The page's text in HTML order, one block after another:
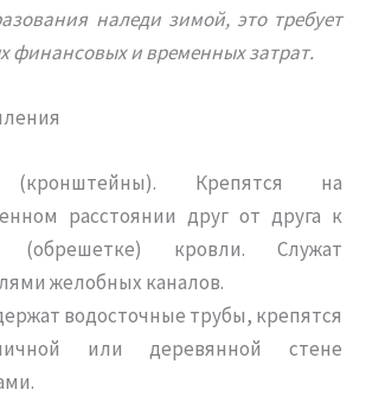
наледи зимой, это требует
финансовых и временных затрат.
Крепятся на
расстоянии друг от друга к
(обрешетке) кровли. Служат
желобных каналов.
водосточные трубы, крепятся
или деревянной стене